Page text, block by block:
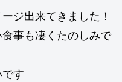
ジ出来てきました！
事も凄くたのしみで
す